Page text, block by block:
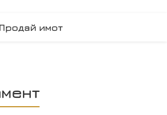
Продай имот